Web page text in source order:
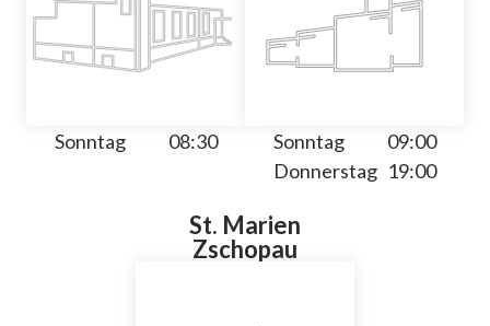
Sonntag 08:30 Sonntag
09:00
Donnerstag 19:00
St. Marien
Zschopau